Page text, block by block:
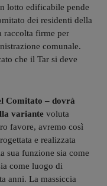
lotto edificabile pende
dei residenti della
raccolta firme per
comunale.
che il Tar si deve
Comitato – dovrà
variante voluta
favore, avremo così
e realizzata
sua funzione sia come
come luogo di
anni. La massiccia